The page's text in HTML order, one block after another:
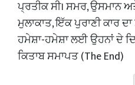
ਪ੍ਰਤੀਕ ਸੀ। ਸਮਰ, ਉਸਮਾਨ
ਮੁਲਾਕਾਤ, ਇੱਕ ਪੁਰਾਣੀ ਕਾਰ
ਹਮੇਸ਼ਾ-ਹਮੇਸ਼ਾ ਲਈ ਉਹਨਾਂ ਦੇ
​ਕਿਤਾਬ ਸਮਾਪਤ (The End)